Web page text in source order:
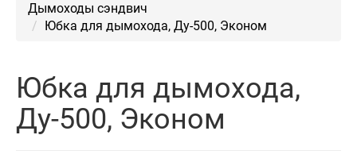
Дымоходы сэндвич
Юбка для дымохода, Ду-500, Эконом
Юбка для дымохода,
Ду-500, Эконом